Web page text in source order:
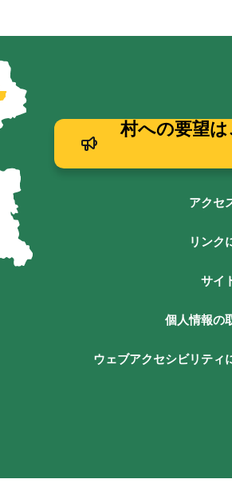
村への要望は
アクセ
リンク
サイ
個人情報の
ウェブアクセシビリティ